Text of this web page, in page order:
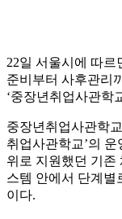
22일 서울시에 따르
준비부터 사후관리
‘중장년취업사관학
중장년취업사관학
취업사관학교’의
위로 지원했던 기존
스템 안에서 단계별
이다.